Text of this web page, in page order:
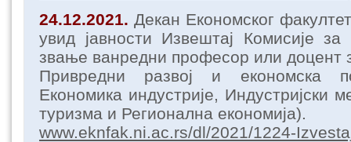
24.12.2021. Декан Економског
увид јавности Извештај Комисије
звање ванредни професор или доцент
Привредни развој и економска
Економика индустрије, Индустријски
туризма и Регионална економија).
www.eknfak.ni.ac.rs/dl/2021/1224-